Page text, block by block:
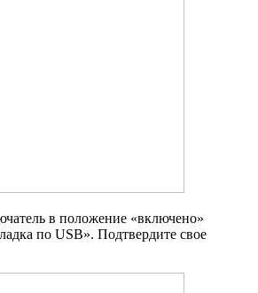
в положение «включено»
по USB». Подтвердите свое